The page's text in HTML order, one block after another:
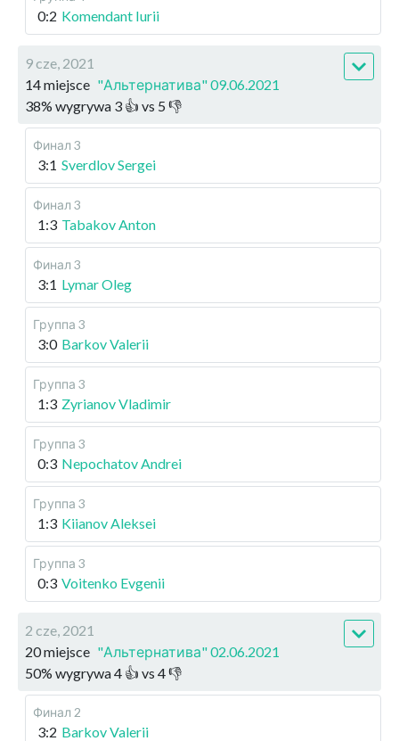
0:2 Komendant Iurii
9 cze, 2021
14 miejsce "Альтернатива" 09.06.2021
38% wygrywa 3 👍 vs 5 👎
Финал 3
3:1 Sverdlov Sergei
Финал 3
1:3 Tabakov Anton
Финал 3
3:1 Lymar Oleg
Группа 3
3:0 Barkov Valerii
Группа 3
1:3 Zyrianov Vladimir
Группа 3
0:3 Nepochatov Andrei
Группа 3
1:3 Kiianov Aleksei
Группа 3
0:3 Voitenko Evgenii
2 cze, 2021
20 miejsce "Альтернатива" 02.06.2021
50% wygrywa4 👍 vs 4👎
Финал 2
3:2 Barkov Valerii